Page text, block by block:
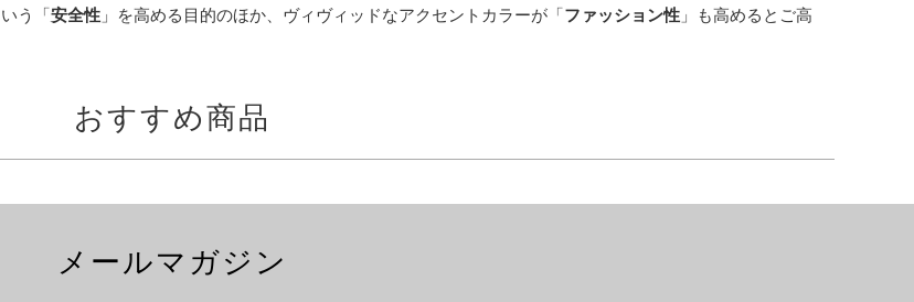
う「安全性 」を高める目的のほか、ヴィヴィッドなアクセントカラーが「ファッション性 」も高めるとご高
おすすめ商品
メールマガジン